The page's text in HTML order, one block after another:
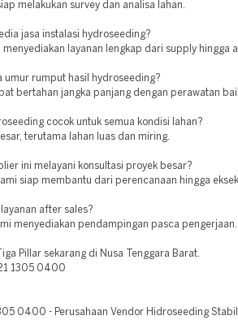
melakukan survey dan analisa lahan.
jasa instalasi hydroseeding?
menyediakan layanan lengkap dari supply hingga
umur rumput hasil hydroseeding?
bertahan jangka panjang dengan perawatan
cocok untuk semua kondisi lahan?
terutama lahan luas dan miring.
ini melayani konsultasi proyek besar?
siap membantu dari perencanaan hingga
layanan after sales?
menyediakan pendampingan pasca pengerjaan.
Pillar sekarang di Nusa Tenggara Barat.
1305 0400
0400 - Perusahaan Vendor Hidroseeding